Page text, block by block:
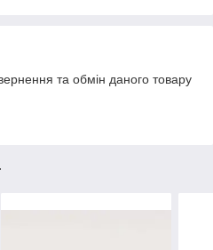
та обмін даного товару